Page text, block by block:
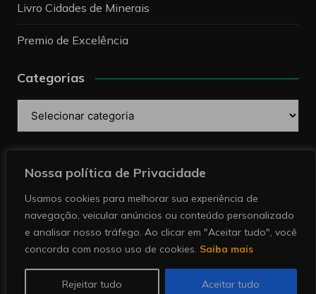
Nossa política de Privacidade
Usamos cookies para melhorar sua experiência de
navegação, veicular anúncios ou conteúdo personalizado
e analisar nosso tráfego. Ao clicar em "Aceitar tudo", você
concorda com nosso uso de cookies. Saiba mais
Rejeitar tudo Aceitar tudo
Livro Cidades de Minerais
Premio de Excelência
Categorias
mineração. Todos direitos reservados.